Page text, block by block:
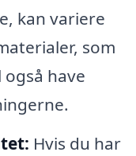
kan variere
som
have
Hvis du har